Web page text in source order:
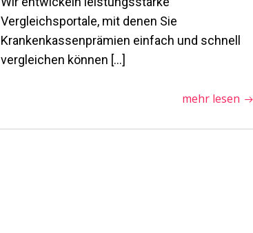
Vergleichsportale, mit denen Sie
Krankenkassenprämien einfach und schnell
vergleichen können […]
mehr lesen